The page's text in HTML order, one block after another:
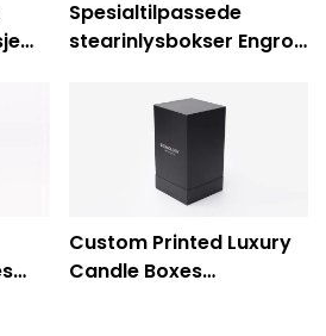
Spesialtilpassede
stearinlysbokser Engros
med innsats
resirkulerbar -
Caicheng-utskrift
Custom Printed Luxury
Candle Boxes